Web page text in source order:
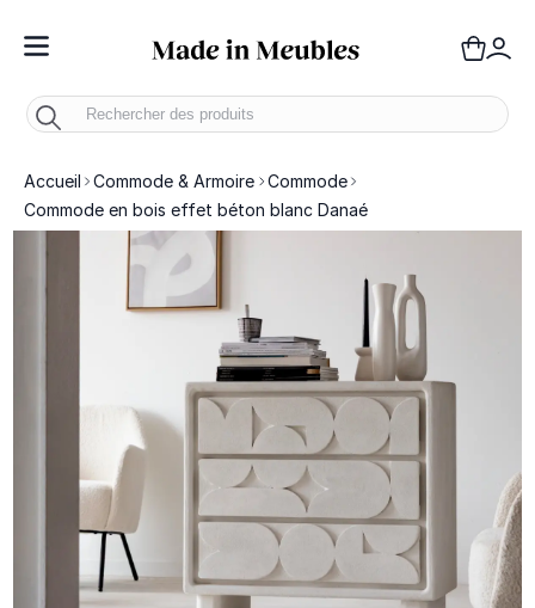
Toggle Nav
Accueil Commode & Armoire
Commode
Commode en bois effet béton blanc Danaé